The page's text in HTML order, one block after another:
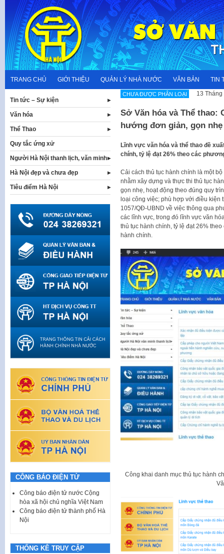
content
TRANG CHỦ GIỚI THIỆU QUẢN LÝ NHÀ NƯỚC VĂN BẢN TIN
CHƯA ĐƯỢC PHÂN LOẠI 13 Tháng
Sở Văn hóa và Thể thao:
hướng đơn giản, gọn nhẹ
Lĩnh vực văn hóa và thể thao đề
chính, tỷ lệ đạt 26% theo các
Cải cách thủ tục hành chính là một
nhằm xây dựng và thực thi thủ tục
gọn nhẹ, hoạt động theo đúng quy
loại công việc; phù hợp với điều kiện
1057/QĐ-UBND về việc thông qua
các lĩnh vực, trong đó lĩnh vực văn
thủ tục hành chính, tỷ lệ đạt 26%
hành chính.
Công khai danh mục thủ tục hành
Tin tức – Sự kiện
Văn hóa
Thể Thao
Quy tắc ứng xử
Người Hà Nội thanh lịch, văn minh
Hà Nội đẹp và chưa đẹp
Tiêu điểm Hà Nội
CÔNG BÁO ĐIỆN TỬ
Công báo điện tử nước Cộng
hòa xã hội chủ nghĩa Việt Nam
Công báo điện tử thành phố Hà
Nội
THỐNG KÊ TRUY CẬP